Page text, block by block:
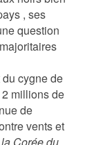
, ses
question
cygne de
millions de
de
vents et